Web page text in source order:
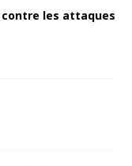
contre les attaques